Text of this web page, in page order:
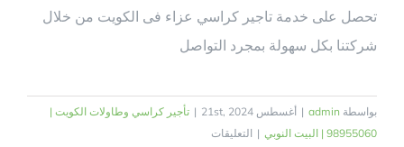
تحصل على خدمة تاجير كراسي عزاء فى الكويت من خلال
شركتنا بكل سهولة بمجرد التواصل
بواسطة admin
| أغسطس 21st, 2024 | تأجير كراسي وطاولات الكويت |
98955060 | البيت النوبي
| التعليقات